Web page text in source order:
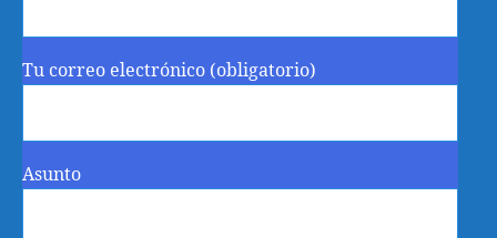
Tu correo electrónico (obligatorio)
Asunto